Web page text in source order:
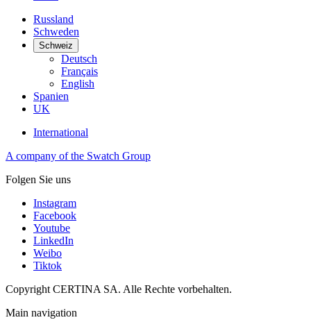
Russland
Schweden
Schweiz
Deutsch
Français
English
Spanien
UK
International
A company of the Swatch Group
Folgen Sie uns
Instagram
Facebook
Youtube
LinkedIn
Weibo
Tiktok
Copyright CERTINA SA. Alle Rechte vorbehalten.
Main navigation